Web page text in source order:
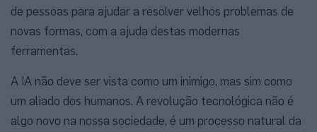
de pessoas para ajudar a resolver velhos problemas de
novas formas, com a ajuda destas modernas
ferramentas.
A IA não deve ser vista como um inimigo, mas sim como
um aliado dos humanos. A revolução tecnológica não é
algo novo na nossa sociedade, é um processo natural da